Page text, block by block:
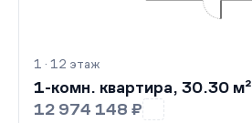
1 · 12 этаж
1-комн. квартира, 30.30 м²
12 974 148 ₽